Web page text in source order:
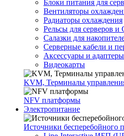
Блоки питания для
Вентиляторы
Радиаторы охлаждения
Рельсы для серверов
Салазки для
Серверные кабели и
Аксессуары и адаптеры
Видеокарты
KVM, Терминалы
NFV платформы
Электропитание
Источники бесперебойного